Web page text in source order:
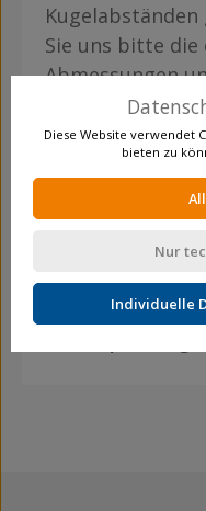
Sie uns bitte
Abmessungen
Bahnbreite:
Diese Website verwendet
bieten zu
Nur
Individuelle